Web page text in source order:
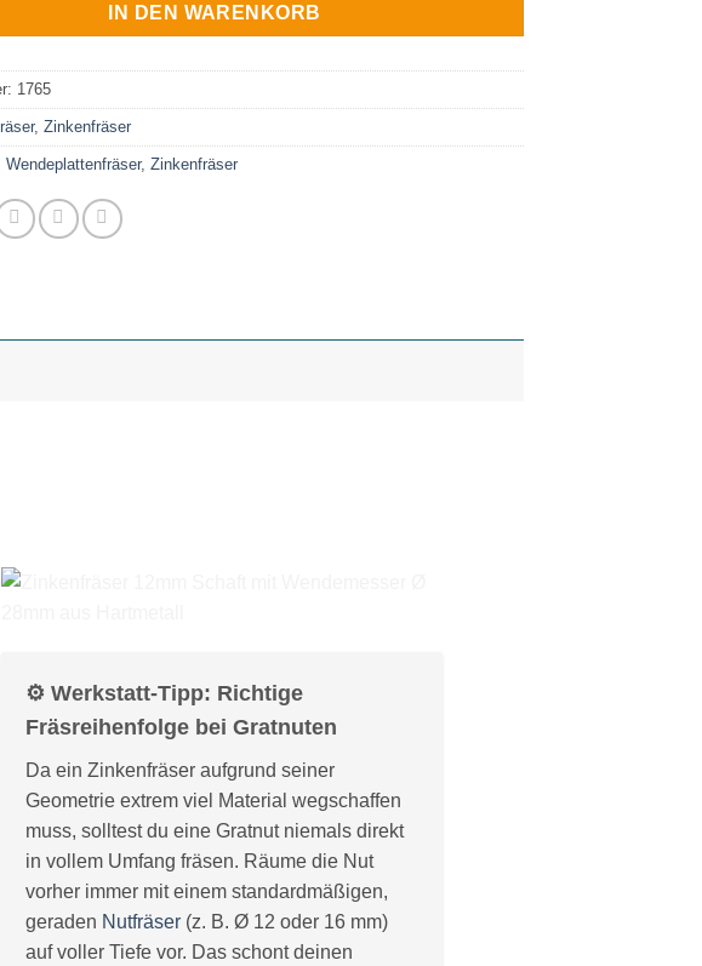
IN DEN WARENKORB
1765
, Zinkenfräser
Wendeplattenfräser, Zinkenfräser
⚙️ Werkstatt-Tipp: Richtige
Fräsreihenfolge bei Gratnuten
Da ein Zinkenfräser aufgrund seiner
Geometrie extrem viel Material wegschaffen
muss, solltest du eine Gratnut niemals direkt
in vollem Umfang fräsen. Räume die Nut
vorher immer mit einem standardmäßigen,
geraden Nutfräser(z. B. Ø 12 oder 16 mm)
auf voller Tiefe vor. Das schont deinen